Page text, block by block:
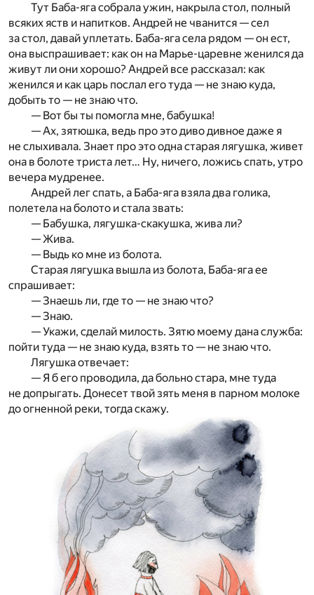
Тут Баба-яга собрала ужин, накрыла стол, полный
всяких яств и напитков. Андрей не чванится — сел
за стол, давай уплетать. Баба-яга села рядом — он ест,
она выспрашивает: как он на Марье-царевне женился да
живут ли они хорошо? Андрей все рассказал: как
женился и как царь послал его туда — не знаю куда,
добыть то — не знаю что.
— Вот бы ты помогла мне, бабушка!
— Ах, зятюшка, ведь про это диво дивное даже я
не слыхивала. Знает про это одна старая лягушка, живет
она в болоте триста лет… Ну, ничего, ложись спать, утро
вечера мудренее.
Андрей лег спать, а Баба-яга взяла два голика,
полетела на болото и стала звать:
— Бабушка, лягушка-скакушка, жива ли?
— Жива.
— Выдь ко мне из болота.
Старая лягушка вышла из болота, Баба-яга ее
спрашивает:
— Знаешь ли, где то — не знаю что?
— Знаю.
— Укажи, сделай милость. Зятю моему дана служба:
пойти туда — не знаю куда, взять то — не знаю что.
Лягушка отвечает:
— Я б его проводила, да больно стара, мне туда
не допрыгать. Донесет твой зять меня в парном молоке
до огненной реки, тогда скажу.